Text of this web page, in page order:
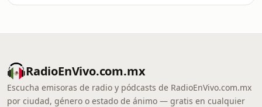
RadioEnVivo.com.mx
Escucha emisoras de radio y pódcasts de RadioEnVivo.com.mx
por ciudad, género o estado de ánimo — gratis en cualquier